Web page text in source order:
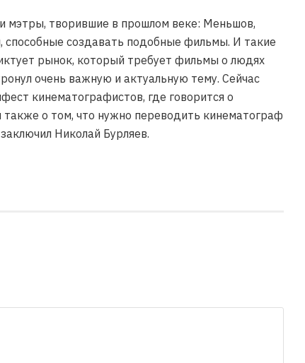
мэтры, творившие в прошлом веке: Меньшов,
способные создавать подобные фильмы. И такие
рынок, который требует фильмы о людях
очень важную и актуальную тему. Сейчас
кинематографистов, где говорится о
о том, что нужно переводить кинематограф
Николай Бурляев.